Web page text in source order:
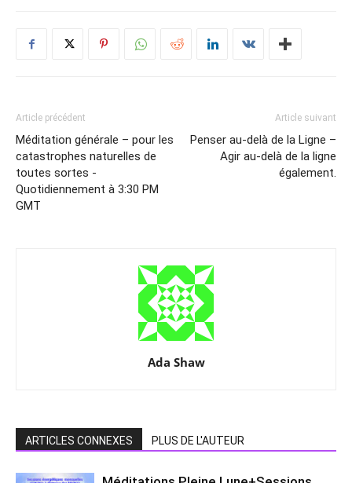
Article précédent
Méditation générale – pour les
catastrophes naturelles de
toutes sortes -
Quotidiennement à 3:30 PM
GMT
Article suivant
Penser au-delà de la Ligne –
Agir au-delà de la ligne
également.
Ada Shaw
ARTICLES CONNEXES PLUS DE L'AUTEUR